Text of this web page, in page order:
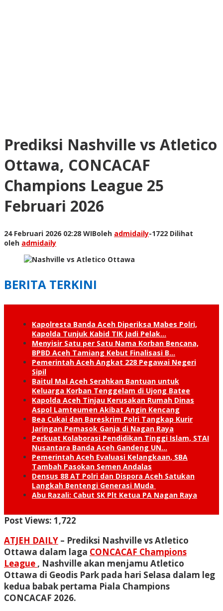
Prediksi Nashville vs Atletico
Ottawa, CONCACAF
Champions League 25
Februari 2026
24 Februari 2026 02:28 WIBoleh admidaily-1722 Dilihat
oleh admidaily
BERITA TERKINI
Kapolresta Banda Aceh Diperiksa Mabes Polri,
Kapolda Tunjuk Kabid TIK Jadi Pelak…
Menyisir Satu per Satu Nama Korban Bencana,
BPBD Aceh Tamiang Kebut Finalisasi B…
Pemerintah Aceh Angkat 228 Pegawai Negeri
Sipil
Baitul Mal Aceh Serahkan Bantuan untuk
Keluarga Korban Tenggelam di Ujong Batee
Kapolda Aceh Tinjau Kerusakan Rumah Dinas
Aspol Lamteumen Akibat Angin Kencang
Bea Cukai dan Bareskrim Polri Tangkap Kurir
Jaringan Pemasok Ganja di Nagan Raya
Perkuat Kolaborasi Pendidikan Tinggi Islam, STAI
Nusantara Banda Aceh Gandeng UN…
Pemerintah Aceh Evaluasi Kelangkaan, SBA
Tambah Pasokan Semen Andalas
Densus 88 AT Polri dan Dispora Aceh Satukan
Langkah Bentengi Generasi Muda
Abu Razali: Cabut SK Plt Ketua PA Nagan Raya
Post Views: 1,722
ATJEH DAILY – Prediksi Nashville vs Atletico
Ottawa dalam laga CONCACAF Champions
League , Nashville akan menjamu Atletico
Ottawa di Geodis Park pada hari Selasa dalam leg
kedua babak pertama Piala Champions
CONCACAF 2026.